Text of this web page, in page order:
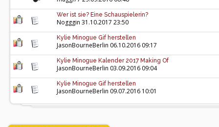
Wer ist sie? Eine Schauspielerin?
Nogggin 31.10.2017 23:50
Kylie Minogue Gif herstellen
JasonBourneBerlin 06.10.2016 09:17
Kylie Minogue Kalender 2017 Making Of
JasonBourneBerlin 03.09.2016 09:04
Kylie Minogue Gif herstellen
JasonBourneBerlin 09.07.2016 10:01